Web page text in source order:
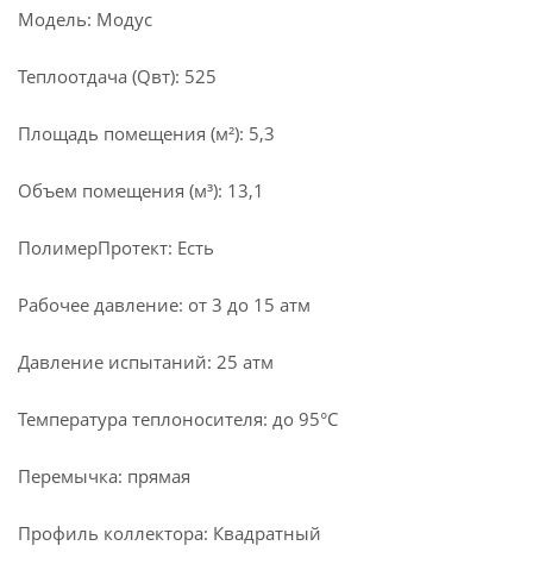
Модель: Модус
Теплоотдача (Qвт): 525
Площадь помещения (м²): 5,3
Объем помещения (м³): 13,1
ПолимерПротект: Есть
Рабочее давление: от 3 до 15 атм
Давление испытаний: 25 атм
Температура теплоносителя: до 95°С
Перемычка: прямая
Профиль коллектора: Квадратный